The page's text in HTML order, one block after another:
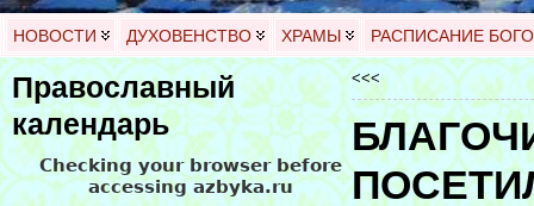
НОВОСТИ ДУХОВЕНСТВО ХРАМЫ РАСПИСАНИЕ
Православный
календарь
<<<